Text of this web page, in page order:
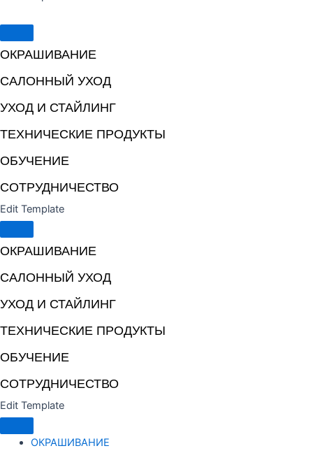
ОКРАШИВАНИЕ
САЛОННЫЙ УХОД
УХОД И СТАЙЛИНГ
ТЕХНИЧЕСКИЕ ПРОДУКТЫ
ОБУЧЕНИЕ
СОТРУДНИЧЕСТВО
Edit Template
ОКРАШИВАНИЕ
САЛОННЫЙ УХОД
УХОД И СТАЙЛИНГ
ТЕХНИЧЕСКИЕ ПРОДУКТЫ
ОБУЧЕНИЕ
СОТРУДНИЧЕСТВО
Edit Template
ОКРАШИВАНИЕ